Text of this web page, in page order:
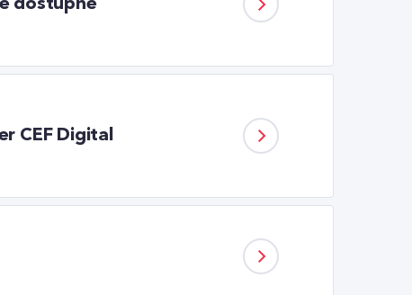
dostupné
CEF Digital